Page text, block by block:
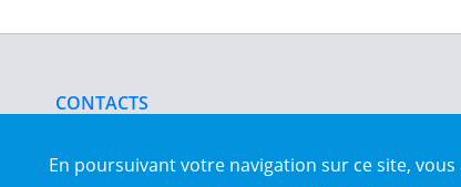
En poursuivant votre navigation sur ce site,
CONTACTS